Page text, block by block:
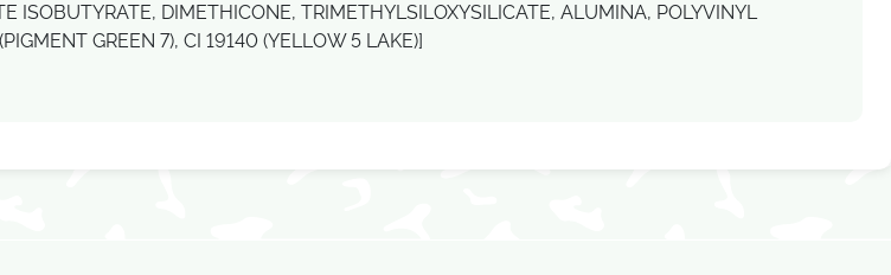
ISOBUTYRATE, DIMETHICONE, TRIMETHYLSILOXYSILICATE, ALUMINA, POLYVINYL
GREEN 7), CI 19140 (YELLOW 5 LAKE)]